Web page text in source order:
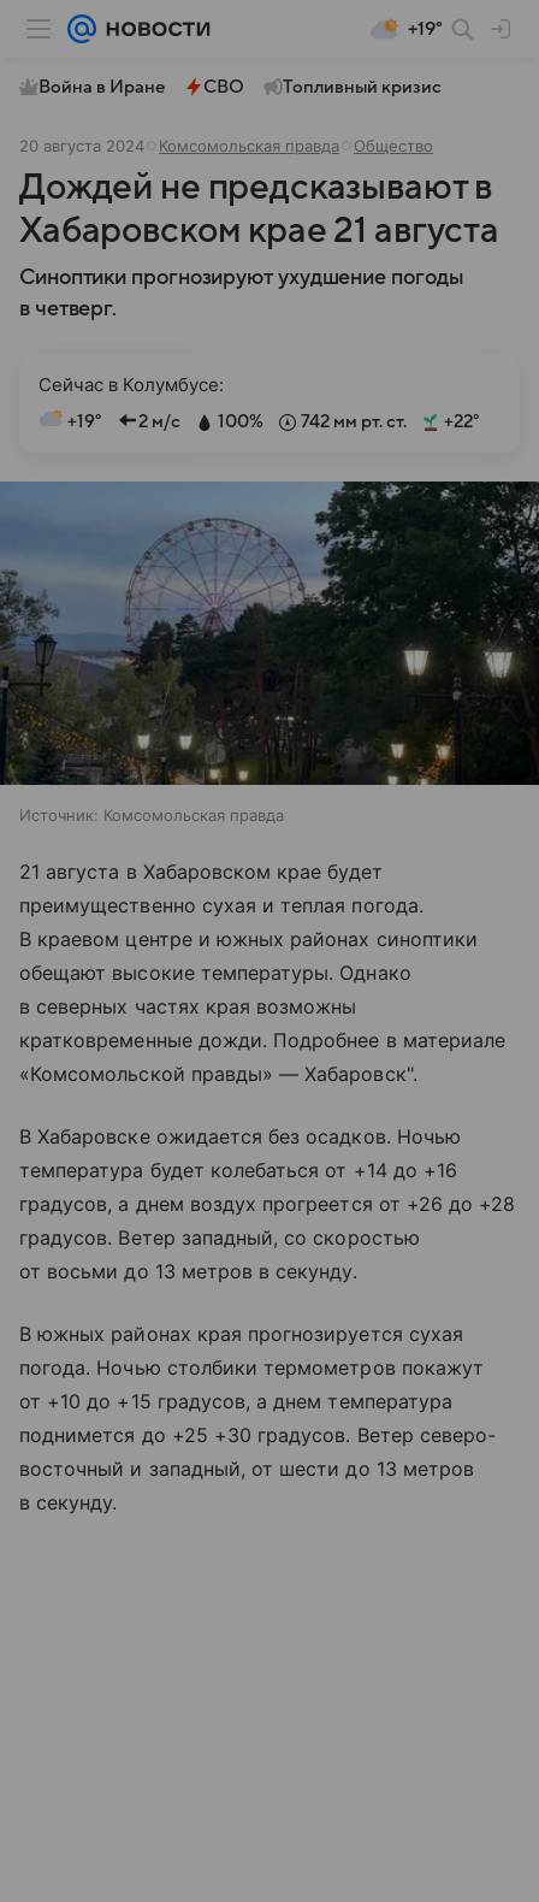
+19°
Война в Иране СВО Топливный кризис
20 августа 2024 Комсомольская правда Общество
Дождей не предсказывают в
Хабаровском крае 21 августа
Синоптики прогнозируют ухудшение погоды
в четверг.
Сейчас в Колумбусе:
+19° 2 м/с 100% 742 мм рт. ст. +22°
Источник: Комсомольская правда
21 августа в Хабаровском крае будет
преимущественно сухая и теплая погода.
В краевом центре и южных районах синоптики
обещают высокие температуры. Однако
в северных частях края возможны
кратковременные дожди. Подробнее в материале
«Комсомольской правды» — Хабаровск".
В Хабаровске ожидается без осадков. Ночью
температура будет колебаться от +14 до +16
градусов, а днем воздух прогреется от +26 до +28
градусов. Ветер западный, со скоростью
от восьми до 13 метров в секунду.
В южных районах края прогнозируется сухая
погода. Ночью столбики термометров покажут
от +10 до +15 градусов, а днем температура
поднимется до +25 +30 градусов. Ветер северо-
восточный и западный, от шести до 13 метров
в секунду.